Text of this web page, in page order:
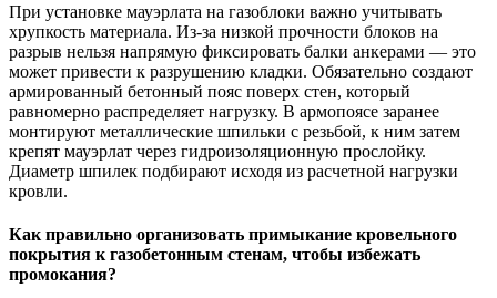
При установке мауэрлата на газоблоки важно учитывать
хрупкость материала. Из-за низкой прочности блоков на
разрыв нельзя напрямую фиксировать балки анкерами — это
может привести к разрушению кладки. Обязательно создают
армированный бетонный пояс поверх стен, который
равномерно распределяет нагрузку. В армопоясе заранее
монтируют металлические шпильки с резьбой, к ним затем
крепят мауэрлат через гидроизоляционную прослойку.
Диаметр шпилек подбирают исходя из расчетной нагрузки
кровли.
Как правильно организовать примыкание кровельного
покрытия к газобетонным стенам, чтобы избежать
промокания?